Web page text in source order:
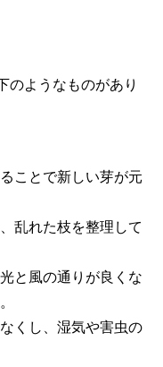
のようなものがあり
ことで新しい芽が元
乱れた枝を整理して
と風の通りが良くな
くし、湿気や害虫の